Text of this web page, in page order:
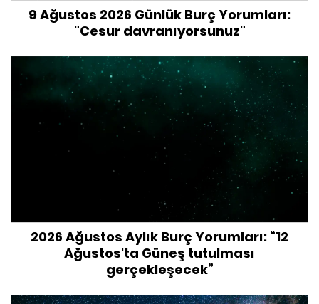
9 Ağustos 2026 Günlük Burç Yorumları:
"Cesur davranıyorsunuz"
2026 Ağustos Aylık Burç Yorumları: “12
Ağustos'ta Güneş tutulması
gerçekleşecek”